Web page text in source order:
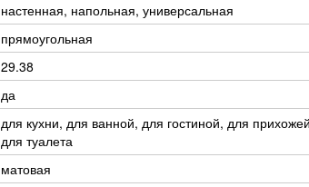
настенная, напольная, универсальная
прямоугольная
29.38
да
для кухни, для ванной, для гостиной, для
для туалета
матовая